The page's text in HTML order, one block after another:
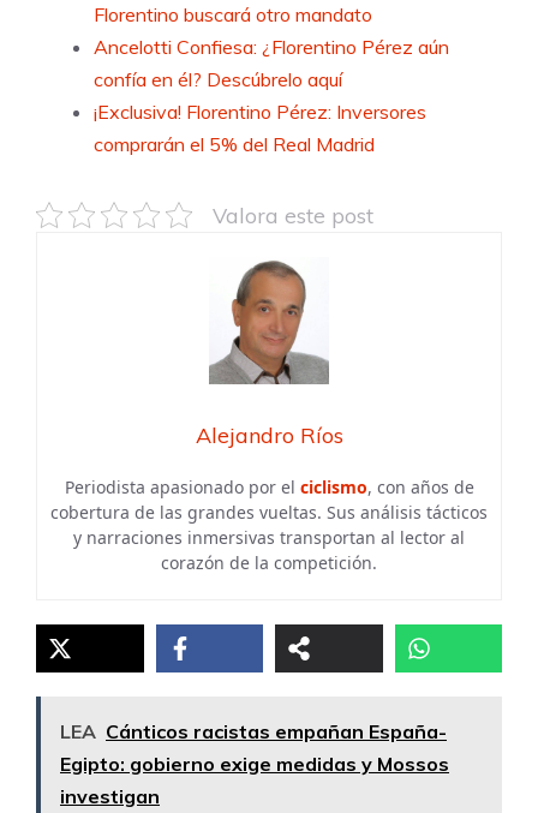
Florentino buscará otro mandato
Ancelotti Confiesa: ¿Florentino Pérez aún
confía en él? Descúbrelo aquí
¡Exclusiva! Florentino Pérez: Inversores
comprarán el 5% del Real Madrid
Valora este post
Alejandro Ríos
Periodista apasionado por el ciclismo, con años de
cobertura de las grandes vueltas. Sus análisis tácticos
y narraciones inmersivas transportan al lector al
corazón de la competición.
LEA Cánticos racistas empañan España-
Egipto: gobierno exige medidas y Mossos
investigan